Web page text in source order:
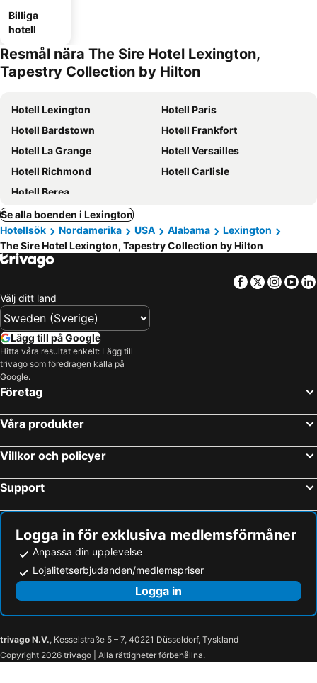
Billiga
hotell
Resmål nära The Sire Hotel Lexington,
Tapestry Collection by Hilton
Hotell Lexington
Hotell Paris
Hotell Bardstown
Hotell Frankfort
Hotell La Grange
Hotell Versailles
Hotell Richmond
Hotell Carlisle
Hotell Berea
Se alla boenden i Lexington
Hotellsök
Nordamerika USA Alabama
Lexington
The Sire Hotel Lexington, Tapestry Collection by Hilton
Facebook
Twitter
Välj ditt land
Lägg till på Google
Hitta våra resultat enkelt: Lägg till
trivago som föredragen källa på
Google.
Företag
Våra produkter
Villkor och policyer
Support
Logga in för exklusiva medlemsförmåner
Anpassa din upplevelse
Lojalitetserbjudanden/medlemspriser
Logga in
trivago N.V., Kesselstraße 5 – 7, 40221 Düsseldorf, Tyskland
Copyright 2026 trivago | Alla rättigheter förbehållna.